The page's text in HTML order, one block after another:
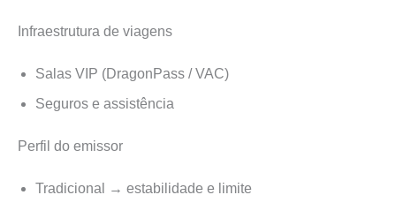
Infraestrutura de viagens
Salas VIP (DragonPass / VAC)
Seguros e assistência
Perfil do emissor
Tradicional → estabilidade e limite